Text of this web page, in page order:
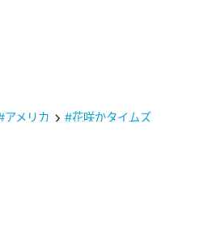
アメリカ #花咲かタイムズ